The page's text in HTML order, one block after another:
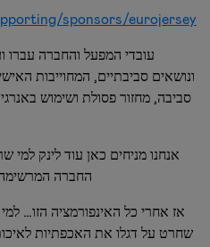
sponsors/eurojersey
עובדי המפעל והחברה עברו
ונושאים סביבתיים, המחוייבות
סביבה, מחזור פסולת ושימוש
אנחנו מניחים כאן עוד לינק
החברה המרשימה
אז אחרי כל האינפורמציה הזו…
שחרט על דגלו את האכפתיות